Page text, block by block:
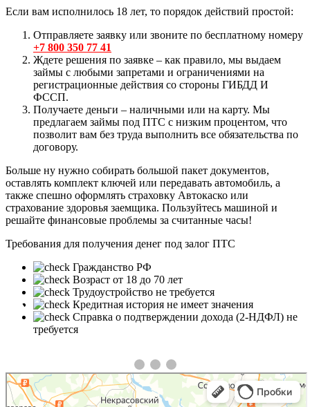
Если вам исполнилось 18 лет, то порядок действий простой:
Отправляете заявку или звоните по бесплатному номеру
+7 800 350 77 41
Ждете решения по заявке – как правило, мы выдаем
займы с любыми запретами и ограничениями на
регистрационные действия со стороны ГИБДД И
ФССП.
Получаете деньги – наличными или на карту. Мы
предлагаем займы под ПТС с низким процентом, что
позволит вам без труда выполнить все обязательства по
договору.
Больше ну нужно собирать большой пакет документов,
оставлять комплект ключей или передавать автомобиль, а
также спешно оформлять страховку Автокаско или
страхование здоровья заемщика. Пользуйтесь машиной и
решайте финансовые проблемы за считанные часы!
Требования для получения денег под залог ПТС
Гражданство РФ
Возраст от 18 до 70 лет
Трудоустройство не требуется
Кредитная история не имеет значения
Справка о подтверждении дохода (2-НДФЛ) не
требуется
❮